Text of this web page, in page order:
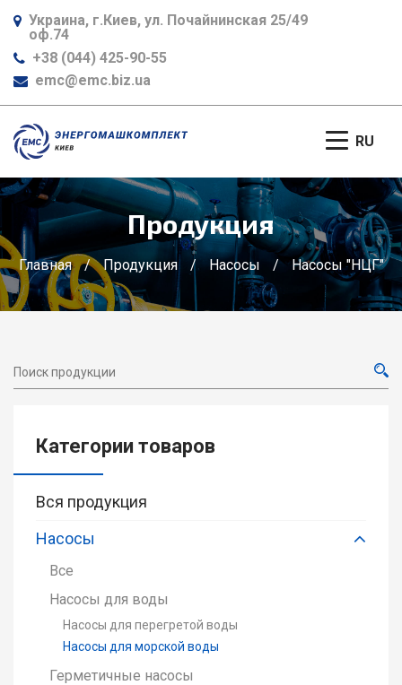
Украина, г.Киев, ул. Почайнинская 25/49
оф.74
+38 (044) 425-90-55
emc@emc.biz.ua
RU
Продукция
Главная / Продукция / Насосы / Насосы "НЦГ"
Категории товаров
Вся продукция
Насосы
Все
Насосы для воды
Насосы для перегретой воды
Насосы для морской воды
Герметичные насосы